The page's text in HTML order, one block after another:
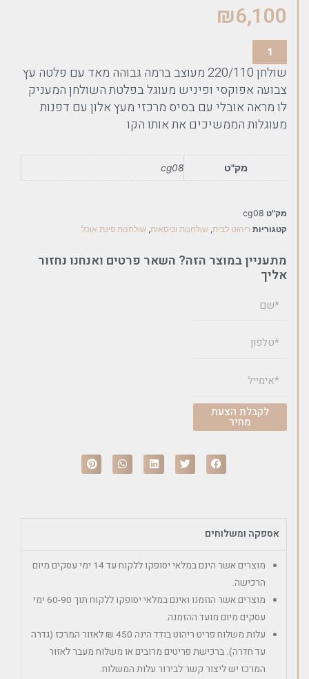
₪6,100
שולחן 220/110 מעוצב ברמה גבוהה מאד עם פלטה עץ
צבועה אפוקסי ופיניש מעוגל בפלטת השולחן המעניק
לו מראה אובלי עם בסיס מרכזי מעץ אלון עם דפנות
מעוגלות הממשיכים את אותו הקו
מק"ט cg08
מק"ט cg08
קטגוריות ריהוט לבית, שולחנות וכיסאות, שולחנות פינת אוכל
מתעניין במוצר הזה? השאר פרטים ואנחנו נחזור
אליך
לקבלת הצעת
מחיר
אספקה ומשלוחים
מוצרים אשר הינם במלאי יסופקו ללקוח עד 14 ימי עסקים מיום
הרכישה.
מוצרים אשר הוזמנו ואינם במלאי יסופקו ללקוח תוך 60-90 ימי
עסקים מיום מועד ההזמנה.
עלות משלוח פריט ריהוט בודד הינה 450 ₪ לאזור המרכז (גדרה
עד חדרה). ברכישת פריטים מרובים או משלוח מעבר לאזור
המרכז יש ליצור קשר לבירור עלות המשלוח.